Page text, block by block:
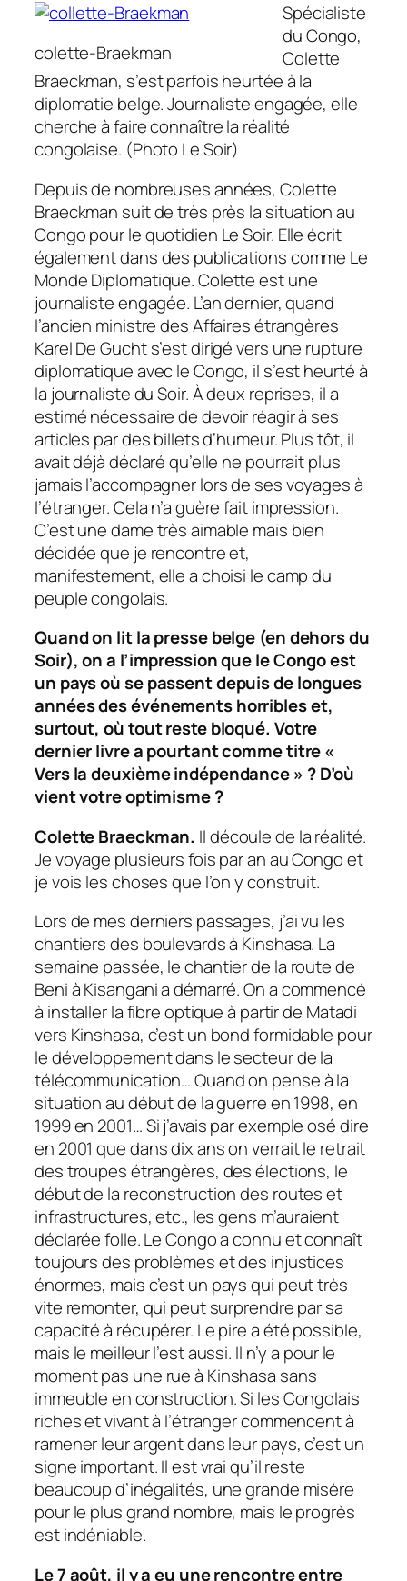
colette-Braekman
Spécialiste
du Congo,
Colette
Braeckman, s’est parfois heurtée à la
diplomatie belge. Journaliste engagée, elle
cherche à faire connaître la réalité
congolaise. (Photo Le Soir)
Depuis de nombreuses années, Colette
Braeckman suit de très près la situation au
Congo pour le quotidien Le Soir. Elle écrit
également dans des publications comme Le
Monde Diplomatique. Colette est une
journaliste engagée. L’an dernier, quand
l’ancien ministre des Affaires étrangères
Karel De Gucht s’est dirigé vers une rupture
diplomatique avec le Congo, il s’est heurté à
la journaliste du Soir. À deux reprises, il a
estimé nécessaire de devoir réagir à ses
articles par des billets d’humeur. Plus tôt, il
avait déjà déclaré qu’elle ne pourrait plus
jamais l’accompagner lors de ses voyages à
l’étranger. Cela n’a guère fait impression.
C’est une dame très aimable mais bien
décidée que je rencontre et,
manifestement, elle a choisi le camp du
peuple congolais.
Quand on lit la presse belge (en dehors du
Soir), on a l’impression que le Congo est
un pays où se passent depuis de longues
années des événements horribles et,
surtout, où tout reste bloqué. Votre
dernier livre a pourtant comme titre «
Vers la deuxième indépendance » ? D’où
vient votre optimisme ?
Colette Braeckman. Il découle de la réalité.
Je voyage plusieurs fois par an au Congo et
je vois les choses que l’on y construit.
Lors de mes derniers passages, j’ai vu les
chantiers des boulevards à Kinshasa. La
semaine passée, le chantier de la route de
Beni à Kisangani a démarré. On a commencé
à installer la fibre optique à partir de Matadi
vers Kinshasa, c’est un bond formidable pour
le développement dans le secteur de la
télécommunication… Quand on pense à la
situation au début de la guerre en 1998, en
1999 en 2001… Si j’avais par exemple osé dire
en 2001 que dans dix ans on verrait le retrait
des troupes étrangères, des élections, le
début de la reconstruction des routes et
infrastructures, etc., les gens m’auraient
déclarée folle. Le Congo a connu et connaît
toujours des problèmes et des injustices
énormes, mais c’est un pays qui peut très
vite remonter, qui peut surprendre par sa
capacité à récupérer. Le pire a été possible,
mais le meilleur l’est aussi. Il n’y a pour le
moment pas une rue à Kinshasa sans
immeuble en construction. Si les Congolais
riches et vivant à l’étranger commencent à
ramener leur argent dans leur pays, c’est un
signe important. Il est vrai qu’il reste
beaucoup d’inégalités, une grande misère
pour le plus grand nombre, mais le progrès
est indéniable.
Le 7 août, il y a eu une rencontre entre